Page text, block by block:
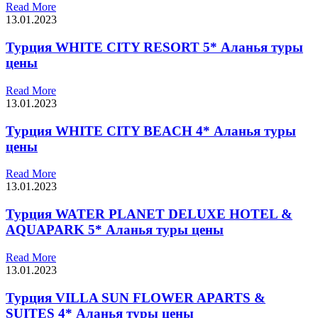
Read More
13.01.2023
Турция WHITE CITY RESORT 5* Аланья туры
цены
Read More
13.01.2023
Турция WHITE CITY BEACH 4* Аланья туры
цены
Read More
13.01.2023
Турция WATER PLANET DELUXE HOTEL &
AQUAPARK 5* Аланья туры цены
Read More
13.01.2023
Турция VILLA SUN FLOWER APARTS &
SUITES 4* Аланья туры цены